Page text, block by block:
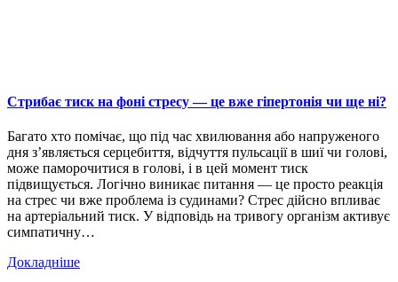
Стрибає тиск на фоні стресу — це вже гіпертонія чи ще ні?
Багато хто помічає, що під час хвилювання або напруженого
дня з’являється серцебиття, відчуття пульсації в шиї чи голові,
може паморочитися в голові, і в цей момент тиск
підвищується. Логічно виникає питання — це просто реакція
на стрес чи вже проблема із судинами? Стрес дійсно впливає
на артеріальний тиск. У відповідь на тривогу організм активує
симпатичну…
Докладніше